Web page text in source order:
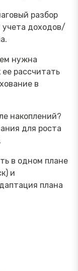
разбор
учета доходов/
нужна
рассчитать
в
накоплений?
для роста
в одном плане
и
плана